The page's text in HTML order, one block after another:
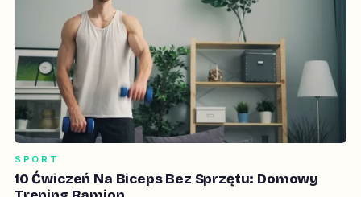
SPORT
10 Ćwiczeń Na Biceps Bez Sprzętu: Domowy